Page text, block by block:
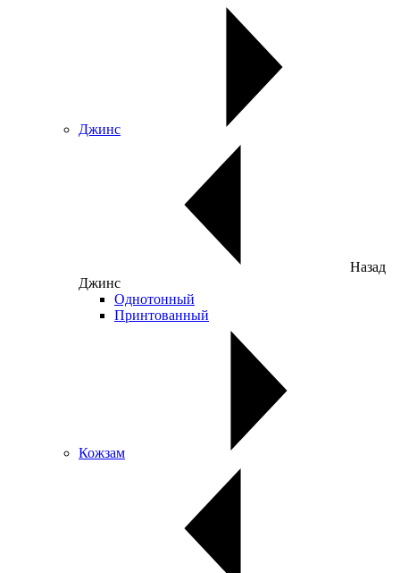
Джинс
Назад
Джинс
Однотонный
Принтованный
Кожзам